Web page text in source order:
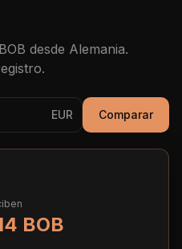
BOB desde Alemania.
EUR Comparar
BOB